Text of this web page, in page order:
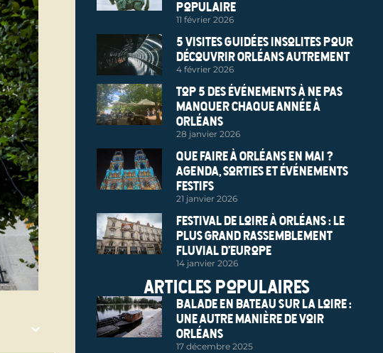
populaire
11 février 2026
5 visites guidées insolites pour
découvrir Orléans autrement
4 février 2026
Top 5 des événements à ne pas
manquer chaque année à
Orléans
28 janvier 2026
Que faire à Orléans en mai ?
Agenda, sorties et événements
festifs
21 janvier 2026
Festival de Loire à Orléans : le
plus grand rassemblement
fluvial d’Europe
14 janvier 2026
Articles populaires
Balade en bateau sur la Loire :
une autre manière de voir
Orléans
17 décembre 2025